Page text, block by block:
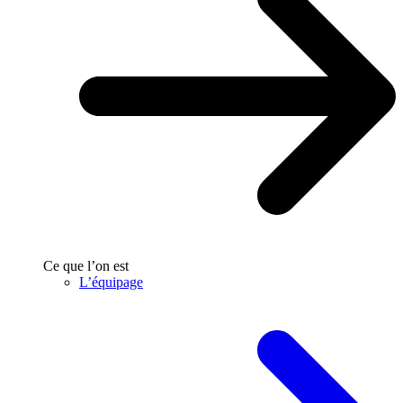
Ce que l’on est
L’équipage